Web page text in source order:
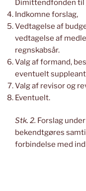
Dimittendfonden til
Indkomne forslag,
Vedtagelse af
vedtagelse af
regnskabsår.
Valg af formand,
eventuelt
Valg af revisor og
Eventuelt.
Stk. 2. Forslag
bekendtgøres
forbindelse med